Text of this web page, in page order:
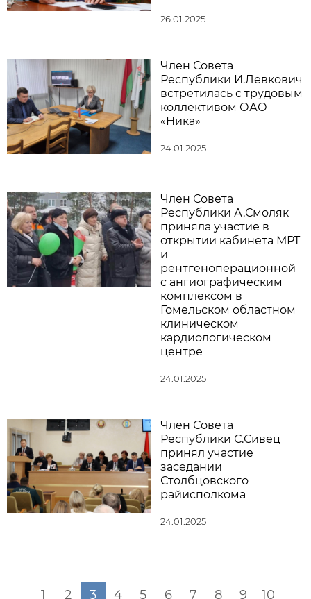
26.01.2025
Член Совета
Республики И.Левкович
встретилась с трудовым
коллективом ОАО
«Ника»
24.01.2025
Член Совета
Республики А.Смоляк
приняла участие в
открытии кабинета МРТ
и
рентгеноперационной
с ангиографическим
комплексом в
Гомельском областном
клиническом
кардиологическом
центре
24.01.2025
Член Совета
Республики С.Сивец
принял участие
заседании
Столбцовского
райисполкома
24.01.2025
1 2 3 4 5 6 7 8 9 10